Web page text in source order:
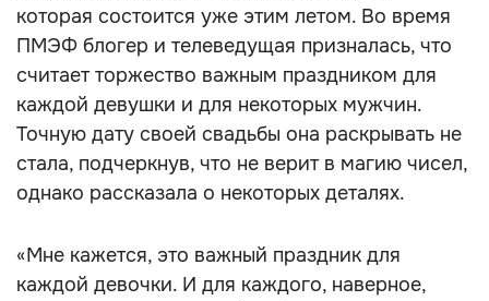
которая состоится уже этим летом. Во время
ПМЭФ блогер и телеведущая призналась, что
считает торжество важным праздником для
каждой девушки и для некоторых мужчин.
Точную дату своей свадьбы она раскрывать не
стала, подчеркнув, что не верит в магию чисел,
однако рассказала о некоторых деталях.
«Мне кажется, это важный праздник для
каждой девочки. И для каждого, наверное,